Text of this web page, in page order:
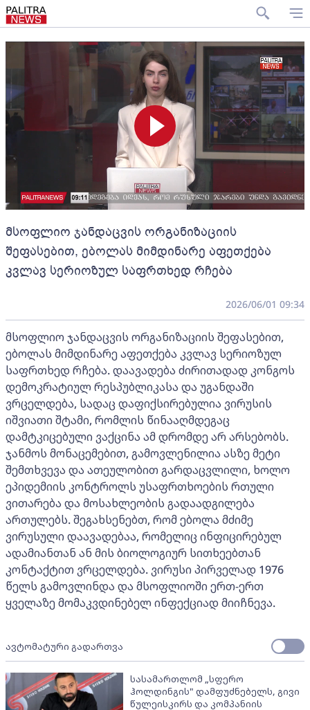
მსოფლიო ჯანდაცვის ორგანიზაციის
შეფასებით, ებოლას მიმდინარე აფეთქება
კვლავ სერიოზულ საფრთხედ რჩება
2026/06/01 09:34
მსოფლიო ჯანდაცვის ორგანიზაციის შეფასებით,
ებოლას მიმდინარე აფეთქება კვლავ სერიოზულ
საფრთხედ რჩება. დაავადება ძირითადად კონგოს
დემოკრატიულ რესპუბლიკასა და უგანდაში
ვრცელდება, სადაც დაფიქსირებულია ვირუსის
იშვიათი შტამი, რომლის წინააღმდეგაც
დამტკიცებული ვაქცინა ამ დრომდე არ არსებობს.
ჯანმოს მონაცემებით, გამოვლენილია ასზე მეტი
შემთხვევა და ათეულობით გარდაცვლილი, ხოლო
ეპიდემიის კონტროლს უსაფრთხოების რთული
ვითარება და მოსახლეობის გადაადგილება
ართულებს. შეგახსენებთ, რომ ებოლა მძიმე
ვირუსული დაავადებაა, რომელიც ინფიცირებულ
ადამიანთან ან მის ბიოლოგიურ სითხეებთან
კონტაქტით ვრცელდება. ვირუსი პირველად 1976
წელს გამოვლინდა და მსოფლიოში ერთ-ერთ
ყველაზე მომაკვდინებელ ინფექციად მიიჩნევა.
ავტომატური გადართვა
სასამართლომ „სფერო
ჰოლდინგის" დამფუძნებელს, გივი
წულეისკირს და კომპანიის